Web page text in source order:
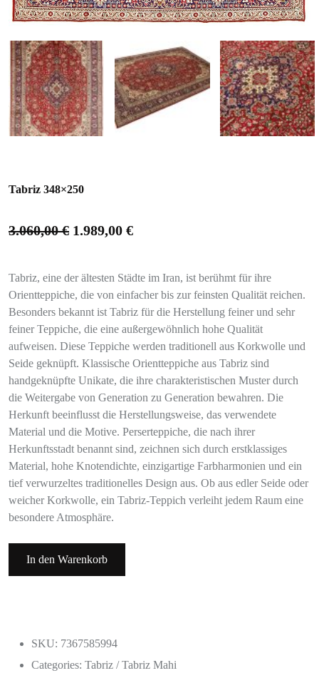
Tabriz 348×250
3.060,00€ 1.989,00 €
Tabriz, eine der ältesten Städte im Iran, ist berühmt für ihre
Orientteppiche, die von einfacher bis zur feinsten Qualität reichen.
Besonders bekannt ist Tabriz für die Herstellung feiner und sehr
feiner Teppiche, die eine außergewöhnlich hohe Qualität
aufweisen. Diese Teppiche werden traditionell aus Korkwolle und
Seide geknüpft. Klassische Orientteppiche aus Tabriz sind
handgeknüpfte Unikate, die ihre charakteristischen Muster durch
die Weitergabe von Generation zu Generation bewahren. Die
Herkunft beeinflusst die Herstellungsweise, das verwendete
Material und die Motive. Perserteppiche, die nach ihrer
Herkunftsstadt benannt sind, zeichnen sich durch erstklassiges
Material, hohe Knotendichte, einzigartige Farbharmonien und ein
tief verwurzeltes traditionelles Design aus. Ob aus edler Seide oder
weicher Korkwolle, ein Tabriz-Teppich verleiht jedem Raum eine
besondere Atmosphäre.
In den Warenkorb
SKU: 7367585994
Categories: Tabriz / Tabriz Mahi